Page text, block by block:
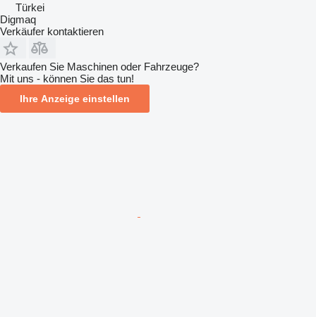
Türkei
Digmaq
Verkäufer kontaktieren
Verkaufen Sie Maschinen oder Fahrzeuge?
Mit uns - können Sie das tun!
Ihre Anzeige einstellen